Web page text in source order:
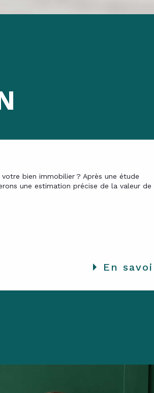
bien immobilier ? Après une étude
une estimation précise de la valeur de
En